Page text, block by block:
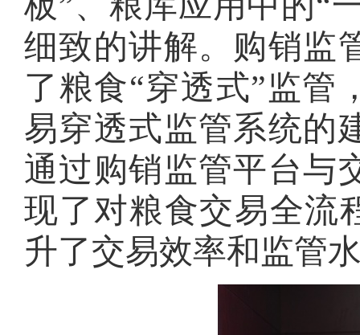
细致的讲解。购销监
了粮食“穿透式”监管
易穿透式监管系统的
通过购销监管平台与
现了对粮食交易全流
升了交易效率和监管